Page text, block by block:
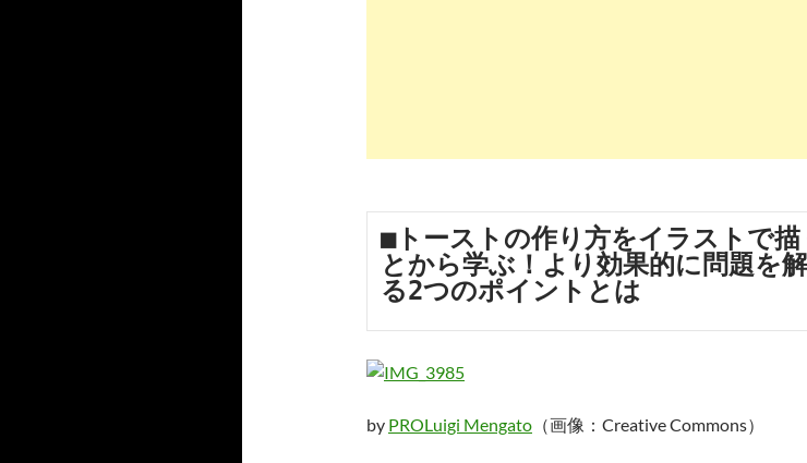
■トーストの作り方をイラストで描
とから学ぶ！より効果的に問題を
る2つのポイントとは
by PROLuigi Mengato （画像：Creative Commons）